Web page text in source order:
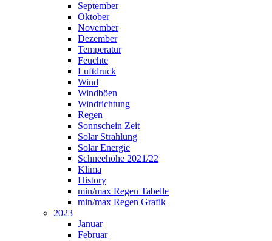
September
Oktober
November
Dezember
Temperatur
Feuchte
Luftdruck
Wind
Windböen
Windrichtung
Regen
Sonnschein Zeit
Solar Strahlung
Solar Energie
Schneehöhe 2021/22
Klima
History
min/max Regen Tabelle
min/max Regen Grafik
2023
Januar
Februar